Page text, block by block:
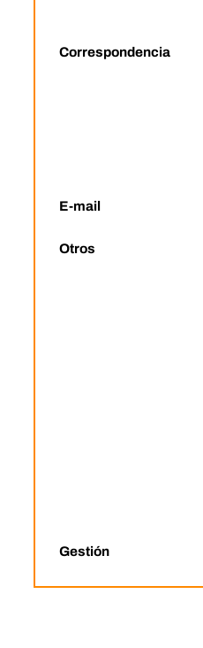
Correspondencia
E-mail
Otros
Gestión